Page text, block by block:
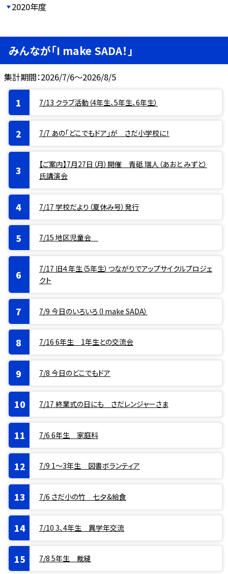
2020年度
みんなが「I make SADA！」
集計期間：2026/7/6～2026/8/5
7/13 クラブ活動（4年生、5年生、6年生）
7/7 あの「どこでもドア」が さだ小学校に！
【ご案内】7月27日（月）開催 青砥 瑞人（あおと みずと）
氏講演会
7/17 学校だより（夏休み号）発行
7/15 地区児童会
7/17 旧４年生（5年生）つながりでアップサイクルプロジェ
クト
7/9 今日のいろいろ（I make SADA）
7/16 6年生 1年生との交流会
7/8 今日のどこでもドア
7/17 終業式の日にも さだレンジャーさま
7/6 6年生 家庭科
7/9 1〜3年生 図書ボランティア
7/6 さだ小の竹 七夕&給食
7/10 3、4年生 異学年交流
7/8 5年生 裁縫